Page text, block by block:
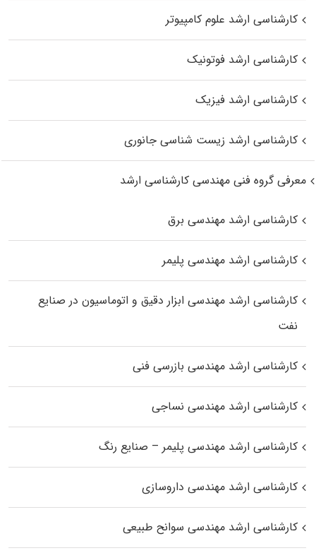
کارشناسی ارشد علوم کامپیوتر
کارشناسی ارشد فوتونیک
کارشناسی ارشد فیزیک
کارشناسی ارشد زیست‌ شناسی جانوری
معرفی گروه فنی مهندسی کارشناسی ارشد
کارشناسی ارشد مهندسی برق
کارشناسی ارشد مهندسی پلیمر
کارشناسی ارشد مهندسی ابزار دقیق و اتوماسیون در صنایع
نفت
کارشناسی ارشد مهندسی بازرسی فنی
کارشناسی ارشد مهندسی نساجی
کارشناسی ارشد مهندسی پلیمر – صنایع رنگ
کارشناسی ارشد مهندسی داروسازی
کارشناسی ارشد مهندسی سوانح طبیعی